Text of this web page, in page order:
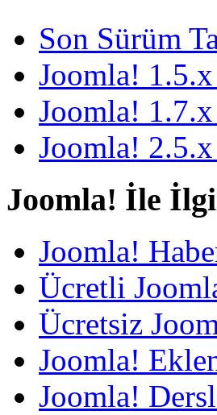
Son Sürüm
Joomla!
Joomla!
Joomla!
Joomla! İle
Joomla!
Ücretli
Ücretsiz
Joomla!
Joomla!